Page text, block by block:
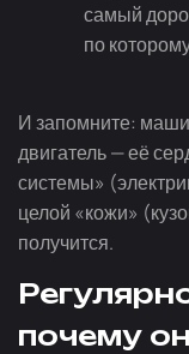
самый
по
И запомните:
двигатель — её
системы»
целой «кожи»
получится.
почему